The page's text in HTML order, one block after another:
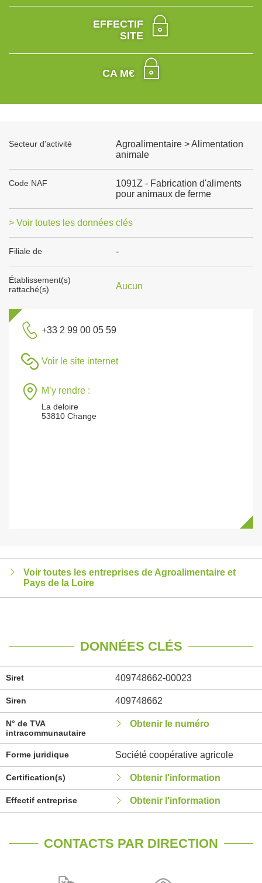
EFFECTIF
SITE
CA M€
Secteur d'activité
Agroalimentaire > Alimentation
animale
Code NAF
1091Z - Fabrication d'aliments
pour animaux de ferme
> Voir toutes les données clés
Filiale de -
Établissement(s)
rattaché(s)
Aucun
+33 2 99 00 05 59
Voir le site internet
M’y rendre :
La deloire
53810 Change
Voir toutes les entreprises de Agroalimentaire et
Pays de la Loire
DONNÉES CLÉS
Siret 409748662-00023
Siren 409748662
N° de TVA
intracommunautaire
Obtenir le numéro
Forme juridique Société coopérative agricole
Certification(s) Obtenir l'information
Effectif entreprise Obtenir l'information
CONTACTS PAR DIRECTION